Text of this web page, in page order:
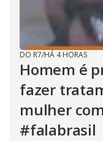
DO R7/HÁ 4 HORAS
Homem é
fazer
mulher
#falabrasil